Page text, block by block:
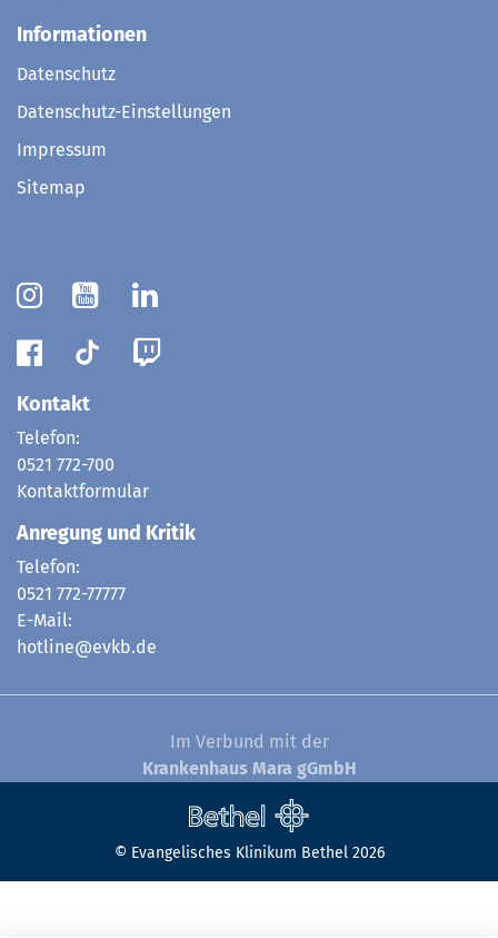
Informationen
Datenschutz
Datenschutz-Einstellungen
Impressum
Sitemap
Kontakt
Telefon:
0521 772-700
Kontaktformular
Anregung und Kritik
Telefon:
0521 772-77777
E-Mail:
hotline@evkb.de
Im Verbund mit der
Krankenhaus Mara gGmbH
© Evangelisches Klinikum Bethel 2026